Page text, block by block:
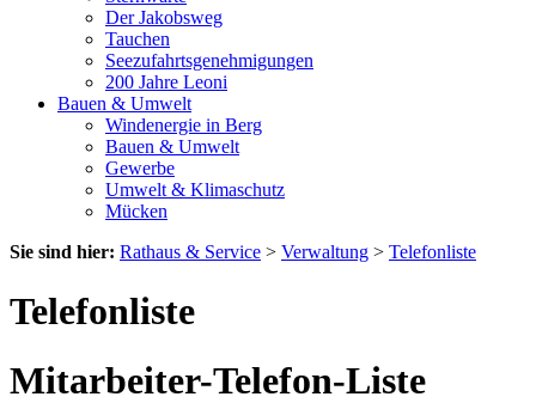
Der Jakobsweg
Tauchen
Seezufahrtsgenehmigungen
200 Jahre Leoni
Bauen & Umwelt
Windenergie in Berg
Bauen & Umwelt
Gewerbe
Umwelt & Klimaschutz
Mücken
Sie sind hier: Rathaus & Service > Verwaltung > Telefonliste
Telefonliste
Mitarbeiter-Telefon-Liste